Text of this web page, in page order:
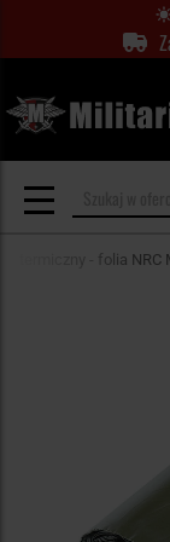
termiczny - folia NRC